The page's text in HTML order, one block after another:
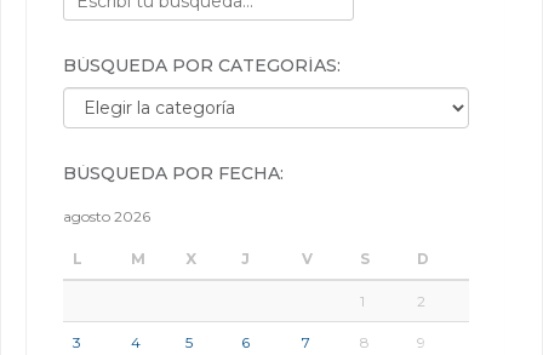
BÚSQUEDA POR CATEGORÍAS:
Búsqueda por categorías:
BÚSQUEDA POR FECHA:
agosto 2026
L M X J V S D
1 2
3 4 5 6 7 8 9